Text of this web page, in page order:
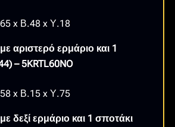
x Β.48 x Υ.18
αριστερό ερμάριο και 1
– 5KRTL60NO
x Β.15 x Υ.75
δεξί ερμάριο και 1 σποτάκι